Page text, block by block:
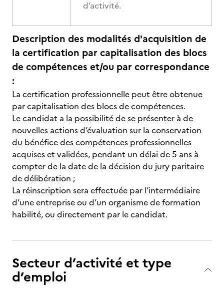
d’activité.
Description des modalités d'acquisition de
la certification par capitalisation des blocs
de compétences et/ou par correspondance
:
La certification professionnelle peut être obtenue
par capitalisation des blocs de compétences.
Le candidat a la possibilité de se présenter à de
nouvelles actions d’évaluation sur la conservation
du bénéfice des compétences professionnelles
acquises et validées, pendant un délai de 5 ans à
compter de la date de la décision du jury paritaire
de délibération ;
La réinscription sera effectuée par l’intermédiaire
d’une entreprise ou d’un organisme de formation
habilité, ou directement par le candidat.
Secteur d’activité et type
d’emploi